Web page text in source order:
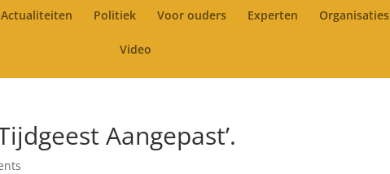
Actualiteiten Politiek Voor ouders Experten Organisaties
Video
Aangepast’.